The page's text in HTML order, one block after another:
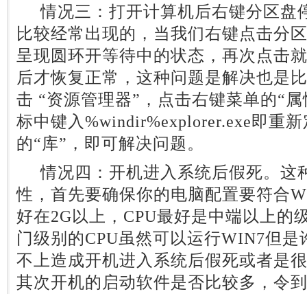
情况三：打开计算机后右键分区盘
比较经常出现的，当我们右键点击分
呈现圆环开等待中的状态，再次点击
后才恢复正常，这种问题是解决也是
击 “资源管理器”，点击右键菜单的“
标中键入%windir%explorer.exe即重
的“库”，即可解决问题。
情况四：开机进入系统后假死。这
性，首先要确保你的电脑配置要符合
好在2G以上，CPU最好是中端以上的
门级别的CPU虽然可以运行WIN7但
不上造成开机进入系统后假死或者是
其次开机的启动软件是否比较多，令